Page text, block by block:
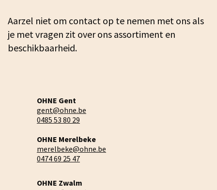
Aarzel niet om contact op te nemen met ons als
je met vragen zit over ons assortiment en
beschikbaarheid.
OHNE Gent
gent@ohne.be
0485 53 80 29
OHNE Merelbeke
merelbeke@ohne.be
0474 69 25 47
OHNE Zwalm